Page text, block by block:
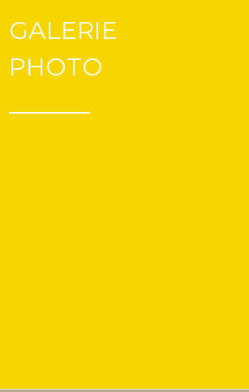
GALERIE
PHOTO